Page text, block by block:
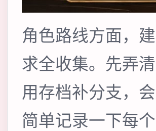
角色路线方面，
求全收集。先弄
用存档补分支，
简单记录一下每